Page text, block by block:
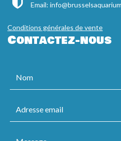
Email:
Conditions générales de vente
Contactez-nous